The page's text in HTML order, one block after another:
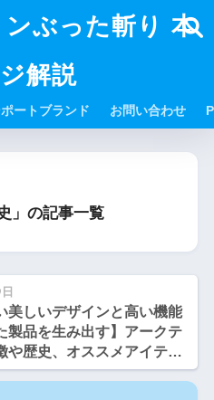
ぶった斬り 本
解説
ートブランド お問い合わせ
」の記事一覧
美しいデザインと高い機能
製品を生み出す】アークテ
や歴史、オススメアイテム
ンド解説】